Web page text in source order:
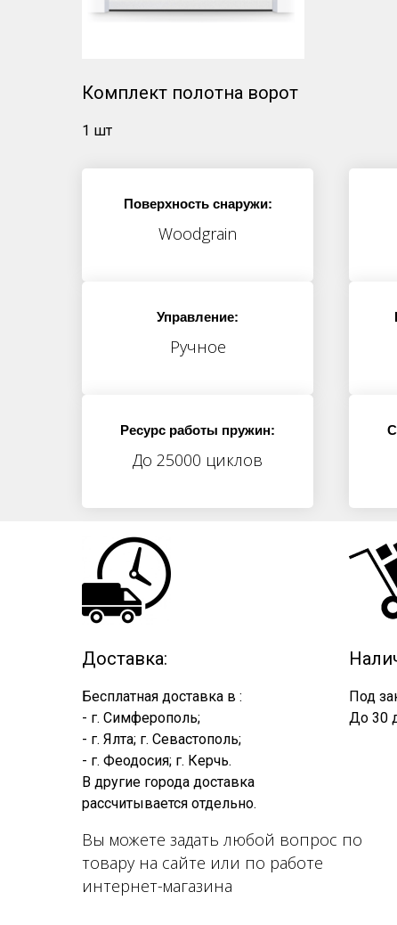
Комплект полотна ворот
1 шт
Поверхность снаружи:
Woodgrain
Управление:
Ручное
Ресурс работы пружин:
До 25000 циклов
Доставка:
Бесплатная доставка в :
- г. Симферополь;
- г. Ялта; г. Севастополь;
- г. Феодосия; г. Керчь.
В другие города доставка
рассчитывается отдельно.
Под
До 30
Вы можете задать любой вопрос по
товару на сайте или по работе
интернет-магазина